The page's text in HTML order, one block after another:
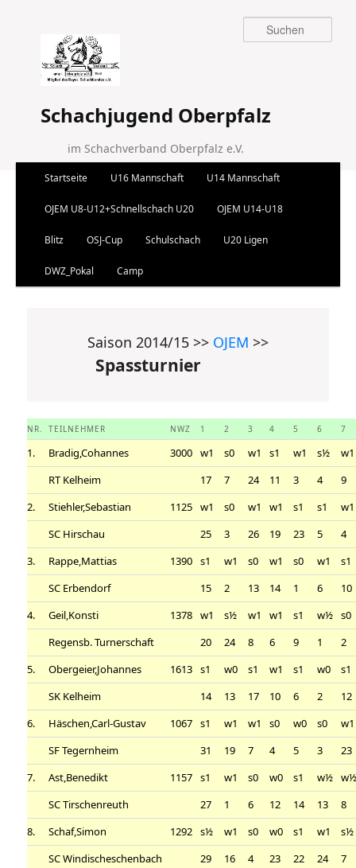
Schachjugend Oberpfalz
im Schachverband Oberpfalz e.V.
Suchen
Zum Inhalt wechseln
Zum sekundären Inhalt wechseln
Startseite U16 Mannschaft U14 Mannschaft
OJEM U8-U12+Schnellschach U20 OJEM U14-U18
Blitz OSJ-Cup Schulschach U20 Ligen
DWZ_Pokal Camp
Saison 2014/15 >> OJEM >>
Spassturnier
NR. TEILNEHMER NWZ 1 2 3 4 5 6 7
1. Bradig,Cohannes 3000 w1 s0 w1 s1 w1 s½
w1
RT Kelheim
17 7 24 11 3 4
9
2.
Stiehler,Sebastian 1125 w1 s0 w1 w1 s1 s1
w1
SC Hirschau
25 3 26 19 23 5
4
3.
Rappe,Mattias 1390 s1 w1 s0 w1 s0 w1
s1
SC Erbendorf
15 2 13 14 1 6
10
4.
Geil,Konsti 1378 w1 s½ w1 w1 s1 w½ s0
Regensb. Turnerschaft
20 24 8 6 9 1
2
5.
Obergeier,Johannes 1613 s1 w0 s1 w1 s1 w0
s1
SK Kelheim
14 13 17 10 6 2
12
6.
Häschen,Carl-Gustav 1067 s1 w1 w1 s0 w0 s0
w1
SF Tegernheim
31 19 7 4 5 3
23
7.
Ast,Benedikt 1157 s1 w1 s0 w0 s1 w½
SC Tirschenreuth
27 1 6 12 14 13
8
8.
Schaf,Simon 1292 s½ w1 s0 w0 s1 w1
s½
SC Windischeschenbach
29 16 4 23 22 24
7